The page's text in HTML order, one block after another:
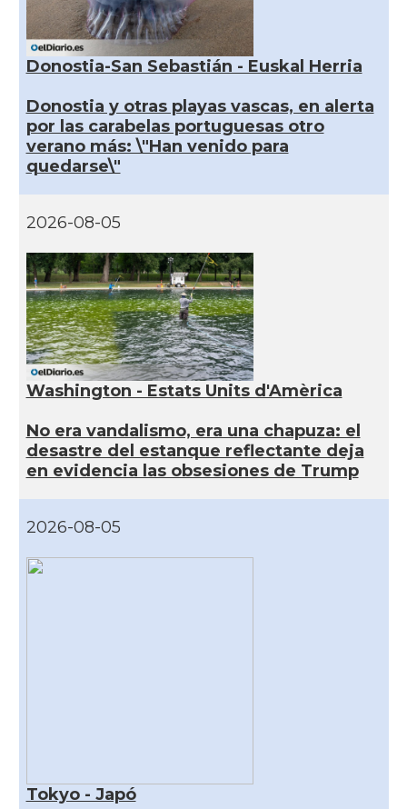
Donostia-San Sebastián - Euskal Herria
Donostia y otras playas vascas, en alerta
por las carabelas portuguesas otro
verano más: \"Han venido para
quedarse\"
2026-08-05
Washington - Estats Units d'Amèrica
No era vandalismo, era una chapuza: el
desastre del estanque reflectante deja
en evidencia las obsesiones de Trump
2026-08-05
Tokyo - Japó